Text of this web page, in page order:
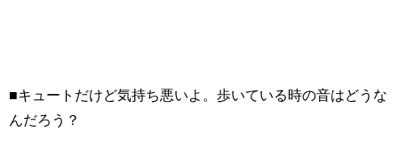
■キュートだけど気持ち悪いよ。歩いている時の音はどうな
んだろう？